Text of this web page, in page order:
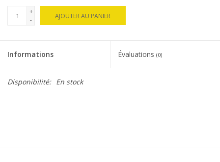
+
-
AJOUTER AU PANIER
Informations Évaluations (0)
Disponibilité: En stock